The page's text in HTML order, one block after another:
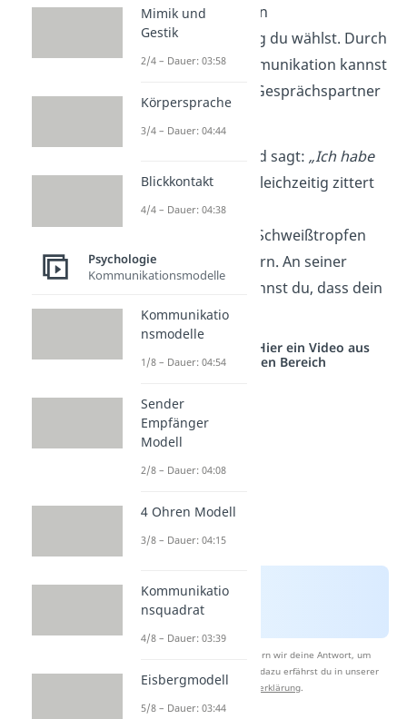
Unterschied, welchen
Kommunikationsweg du wählst. Durch
die nonverbale Kommunikation kannst
du viel über deinen Gesprächspartner
herausfinden.
Dein Freund sagt: „Ich habe
keine Angst.“Aber gleichzeitig zittert
er am
ganzen Körper und Schweißtropfen
stehen auf seiner Stirn. An seiner
Körpersprache erkennst du, dass dein
Freund Angst hat.
Studyflix vernetzt: Hier ein Video aus
einem anderen Bereich
Nach Beantwortung speichern wir deine Antwort, um
Studyflix zu verbessern. Mehr dazu erfährst du in unserer
Datenschutzerklärung.
Mimik und
Gestik
2/4 – Dauer: 03:58
Körpersprache
3/4 – Dauer: 04:44
Blickkontakt
4/4 – Dauer: 04:38
Psychologie
Kommunikationsmodelle
Kommunikatio
nsmodelle
1/8 – Dauer: 04:54
Sender
Empfänger
Modell
2/8 – Dauer: 04:08
4 Ohren Modell
3/8 – Dauer: 04:15
Kommunikatio
nsquadrat
4/8 – Dauer: 03:39
Eisbergmodell
5/8 – Dauer: 03:44